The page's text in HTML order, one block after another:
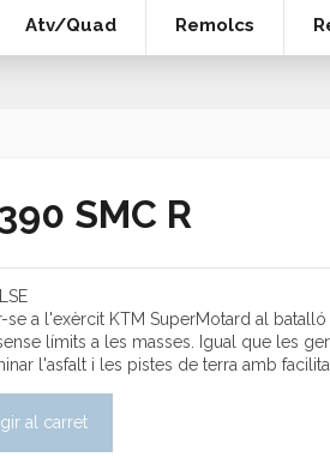
Atv/Quad Remolcs
SMC R
se a l'exèrcit KTM SuperMotard al
límits a les masses. Igual que les
l'asfalt i les pistes de terra amb
al carret